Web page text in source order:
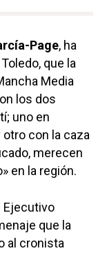
Page, ha
que la
Media
los dos
uno en
con la caza
merecen
en la región.
Ejecutivo
que la
al cronista